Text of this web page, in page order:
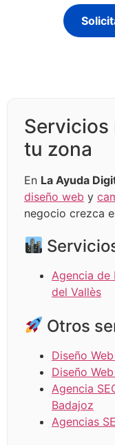
Servicios
tu zona
En La Ayuda
diseño web y
negocio crezca
Agencia de
del Vallès
Otros
Diseño
Diseño
Agencia
Badajoz
Agencias